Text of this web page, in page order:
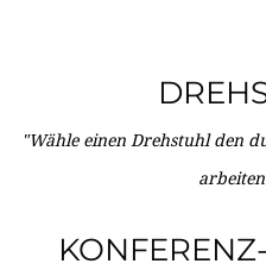
"Wähle einen Drehstuhl den